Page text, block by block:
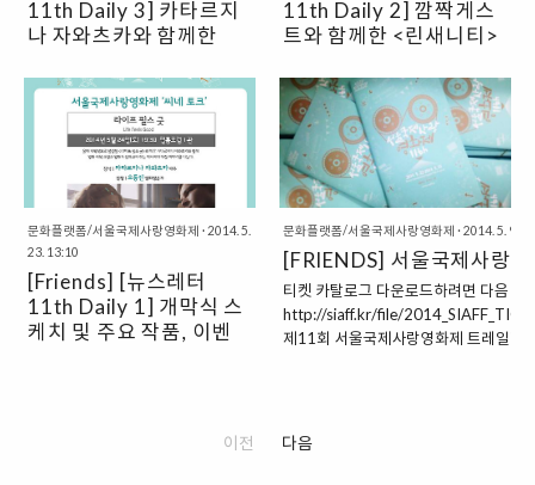
11th Daily 3] 카타르지
나 자와츠카와 함께한
토크
11th Daily 2] 깜짝게스
트와 함께한 <린새니티>
문화플랫폼/서울국제사랑영화제 · 2014. 5.
23. 13:10
[Friends] [뉴스레터
11th Daily 1] 개막식 스
케치 및 주요 작품, 이벤
문화플랫폼/서울국제사랑영화제 · 2014. 5. 9.
[FRIENDS] 서울국제사랑
티켓 카탈로그 다운로드하려면 다음
http://siaff.kr/file/
제11회 서울국제사랑영화제 트레일러
이전 다음